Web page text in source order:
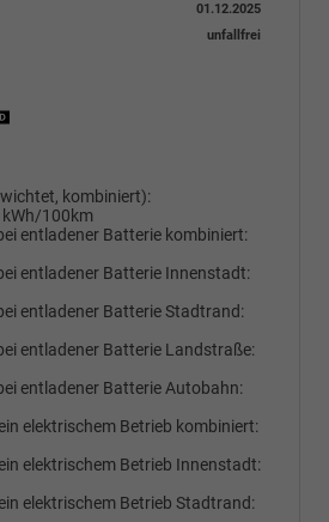
01.12.2025
unfallfrei
kombiniert):
100km
entladener Batterie kombiniert:
entladener Batterie Innenstadt:
entladener Batterie Stadtrand:
entladener Batterie Landstraße:
entladener Batterie Autobahn:
elektrischem Betrieb kombiniert:
elektrischem Betrieb Innenstadt:
elektrischem Betrieb Stadtrand: